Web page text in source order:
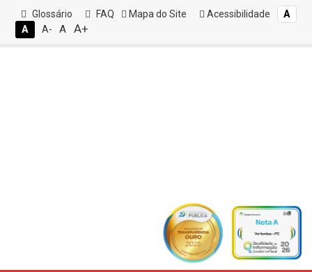
Glossário FAQ Mapa do Site Acessibilidade
A
A
A- A A+